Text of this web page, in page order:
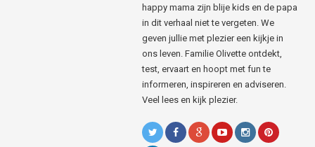
happy mama zijn blije kids en de papa
in dit verhaal niet te vergeten. We
geven jullie met plezier een kijkje in
ons leven. Familie Olivette ontdekt,
test, ervaart en hoopt met fun te
informeren, inspireren en adviseren.
Veel lees en kijk plezier.